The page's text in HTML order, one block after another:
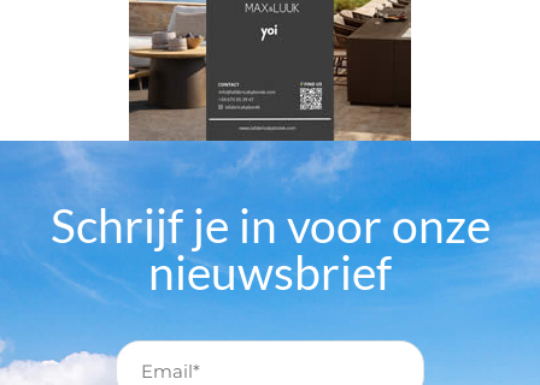
Schrijf je in voor onze
nieuwsbrief